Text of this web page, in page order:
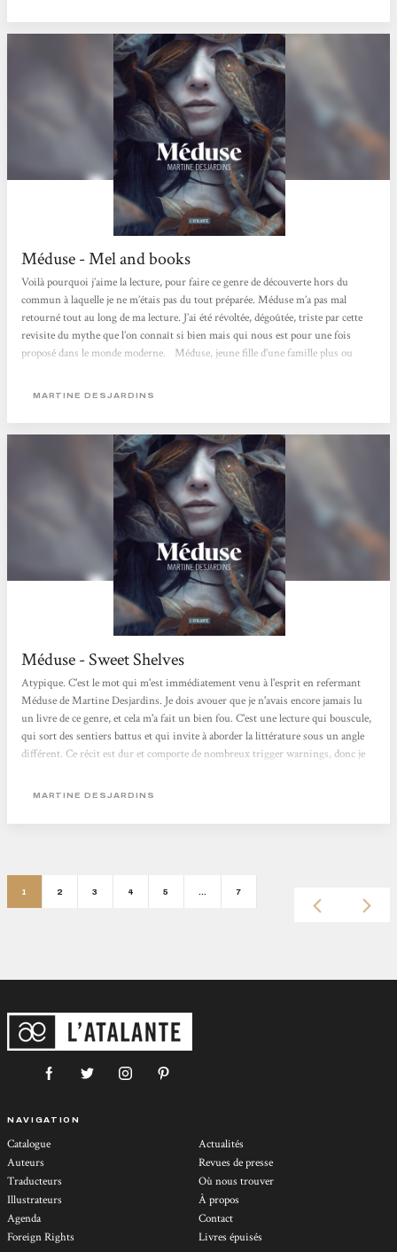
Méduse - Mel and books
Voilà pourquoi j’aime la lecture, pour faire ce genre de découverte hors du
commun à laquelle je ne m’étais pas du tout préparée. Méduse m’a pas mal
retourné tout au long de ma lecture. J’ai été révoltée, dégoûtée, triste par cette
revisite du mythe que l’on connaît si bien mais qui nous est pour une fois
proposé dans le monde moderne.⠀Méduse, jeune fille d’une famille plus ou
particularité ? Des yeux que personne ne peut regarder...
MARTINE DESJARDINS
Méduse - Sweet Shelves
Atypique. C'est le mot qui m'est immédiatement venu à l'esprit en refermant
Méduse de Martine Desjardins. Je dois avouer que je n'avais encore jamais lu
un livre de ce genre, et cela m'a fait un bien fou. C'est une lecture qui bouscule,
qui sort des sentiers battus et qui invite à aborder la littérature sous un angle
différent. Ce récit est dur et comporte de nombreux trigger warnings, donc je
traite ici de la violence et de la conduite féminine avec une froideur et un
protagoniste principale...
MARTINE DESJARDINS
1 2 3 4 5 7
NAVIGATION
Catalogue
Auteurs
Traducteurs
Illustrateurs
Agenda
Foreign Rights
Actualités
Revues de presse
Où nous trouver
À propos
Contact
Livres épuisés